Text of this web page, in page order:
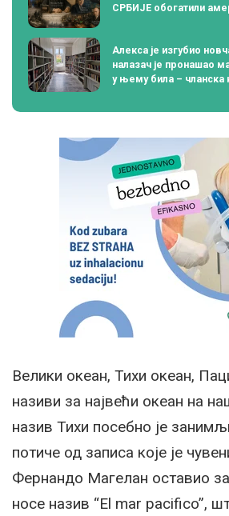
СРБИЈЕ обогатили
Алекса је изгубио
налазач је пронашао
у њему била – чланска
Велики океан, Тихи океан,
називи за највећи океан на
назив Тихи посебно је
потиче од записа које је
Фернандо Магелан оставио
носе назив “El mar pacifico”,